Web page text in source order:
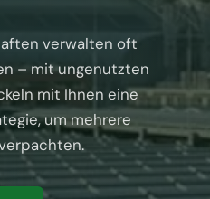
verwalten oft
– mit ungenutzten
mit Ihnen eine
um mehrere